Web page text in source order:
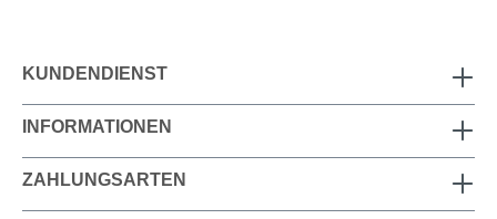
KUNDENDIENST
INFORMATIONEN
ZAHLUNGSARTEN